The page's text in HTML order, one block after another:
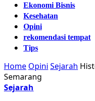
Ekonomi Bisnis
Kesehatan
Opini
rekomendasi tempat
Tips
Home Opini Sejarah
Semarang
Sejarah